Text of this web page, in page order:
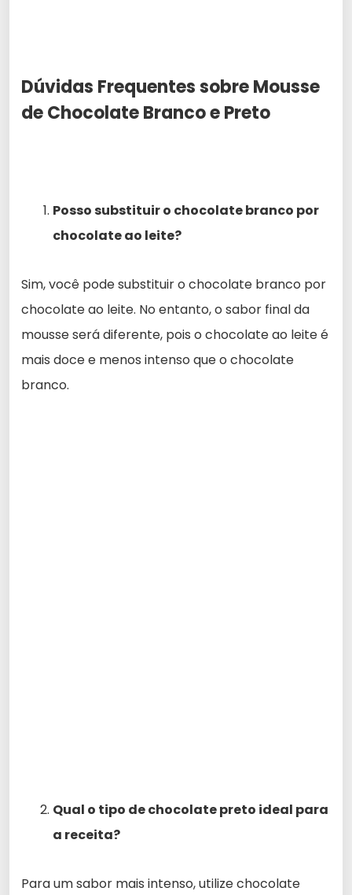
Dúvidas Frequentes sobre Mousse
de Chocolate Branco e Preto
Posso substituir o chocolate branco por
chocolate ao leite?
Sim, você pode substituir o chocolate branco por
chocolate ao leite. No entanto, o sabor final da
mousse será diferente, pois o chocolate ao leite é
mais doce e menos intenso que o chocolate
branco.
Qual o tipo de chocolate preto ideal para
a receita?
Para um sabor mais intenso, utilize chocolate